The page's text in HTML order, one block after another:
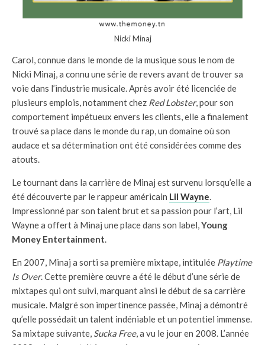
Nicki Minaj
Carol, connue dans le monde de la musique sous le nom de
Nicki Minaj, a connu une série de revers avant de trouver sa
voie dans l’industrie musicale. Après avoir été licenciée de
plusieurs emplois, notamment chez Red Lobster, pour son
comportement impétueux envers les clients, elle a finalement
trouvé sa place dans le monde du rap, un domaine où son
audace et sa détermination ont été considérées comme des
atouts.
Le tournant dans la carrière de Minaj est survenu lorsqu’elle a
été découverte par le rappeur américain Lil Wayne.
Impressionné par son talent brut et sa passion pour l’art, Lil
Wayne a offert à Minaj une place dans son label,Young
Money Entertainment.
En 2007, Minaj a sorti sa première mixtape, intitulée Playtime
Is Over. Cette première œuvre a été le début d’une série de
mixtapes qui ont suivi, marquant ainsi le début de sa carrière
musicale. Malgré son impertinence passée, Minaj a démontré
qu’elle possédait un talent indéniable et un potentiel immense.
Sa mixtape suivante, Sucka Free, a vu le jour en 2008. L’année